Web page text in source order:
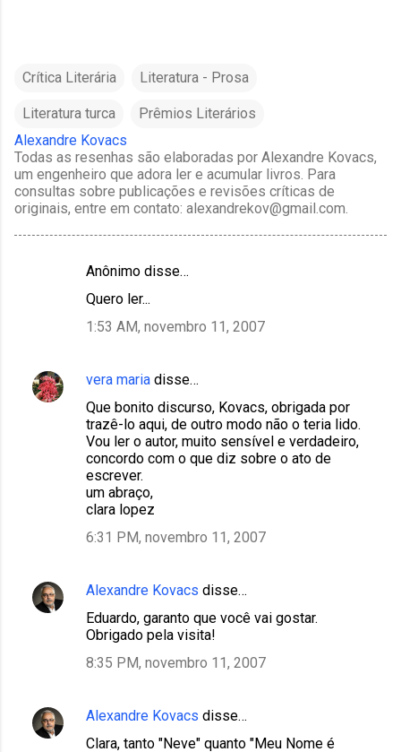
Crítica Literária Literatura - Prosa
Literatura turca
Prêmios Literários
Alexandre Kovacs
Todas as resenhas são elaboradas por Alexandre Kovacs,
um engenheiro que adora ler e acumular livros. Para
consultas sobre publicações e revisões críticas de
originais, entre em contato: alexandrekov@gmail.com.
n
Anônimo disse…
Quero ler...
1:53 AM, novembro 11, 2007
vera maria disse…
Que bonito discurso, Kovacs, obrigada por
trazê-lo aqui, de outro modo não o teria lido.
Vou ler o autor, muito sensível e verdadeiro,
concordo com o que diz sobre o ato de
escrever.
um abraço,
clara lopez
6:31 PM, novembro 11, 2007
Alexandre Kovacs disse…
Eduardo, garanto que você vai gostar.
Obrigado pela visita!
8:35 PM, novembro 11, 2007
Alexandre Kovacs disse…
Clara, tanto "Neve" quanto "Meu Nome é